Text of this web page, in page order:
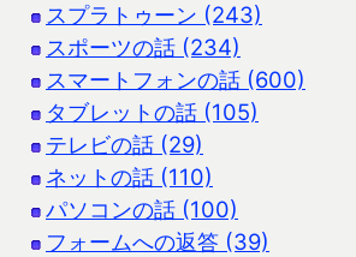
スプラトゥーン (243)
スポーツの話 (234)
スマートフォンの話 (600)
タブレットの話 (105)
テレビの話 (29)
ネットの話 (110)
パソコンの話 (100)
フォームへの返答 (39)